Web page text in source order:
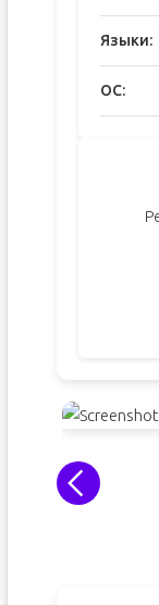
Языки:
ОС: